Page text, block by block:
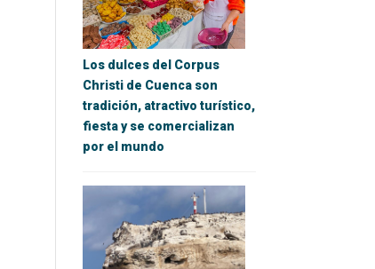
Los dulces del Corpus
Christi de Cuenca son
tradición, atractivo turístico,
fiesta y se comercializan
por el mundo